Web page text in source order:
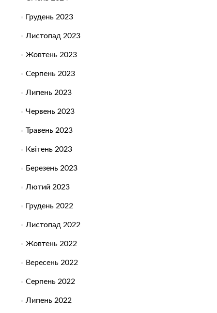
Грудень 2023
Листопад 2023
Жовтень 2023
Серпень 2023
Липень 2023
Червень 2023
Травень 2023
Квітень 2023
Березень 2023
Лютий 2023
Грудень 2022
Листопад 2022
Жовтень 2022
Вересень 2022
Серпень 2022
Липень 2022